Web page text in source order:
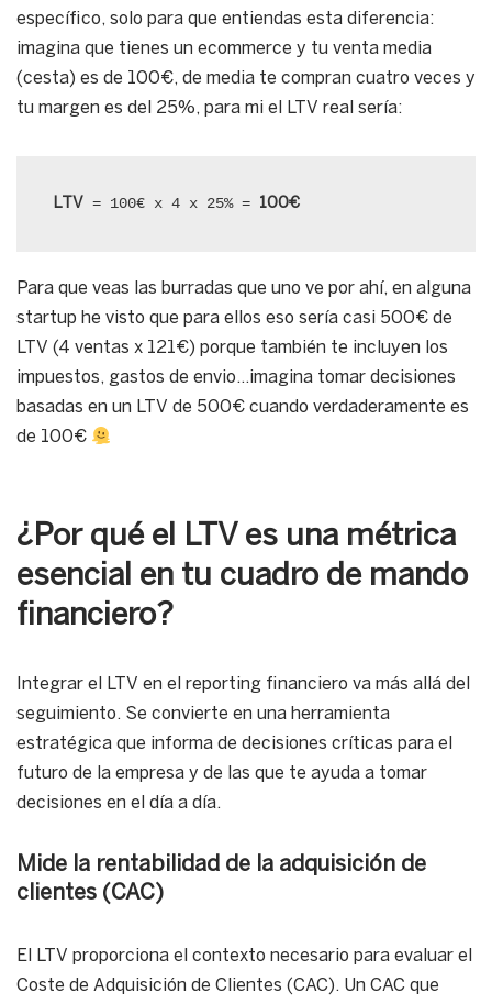
específico, solo para que entiendas esta diferencia:
imagina que tienes un ecommerce y tu venta media
(cesta) es de 100€, de media te compran cuatro veces y
tu margen es del 25%, para mi el LTV real sería:
LTV = 100€ x 4 x 25% = 100€
Para que veas las burradas que uno ve por ahí, en alguna
startup he visto que para ellos eso sería casi 500€ de
LTV (4 ventas x 121€) porque también te incluyen los
impuestos, gastos de envio…imagina tomar decisiones
basadas en un LTV de 500€ cuando verdaderamente es
de 100€
¿Por qué el LTV es una métrica
esencial en tu cuadro de mando
financiero?
Integrar el LTV en el reporting financiero va más allá del
seguimiento. Se convierte en una herramienta
estratégica que informa de decisiones críticas para el
futuro de la empresa y de las que te ayuda a tomar
decisiones en el día a día.
Mide la rentabilidad de la adquisición de
clientes (CAC)
El LTV proporciona el contexto necesario para evaluar el
Coste de Adquisición de Clientes (CAC). Un CAC que